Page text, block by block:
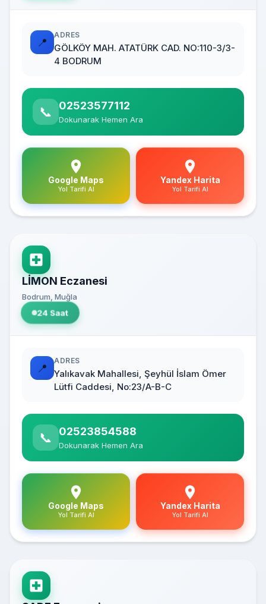
📍
ADRES
GÖLKÖY MAH. ATATÜRK CAD. NO:110-3/3-
4 BODRUM
📞 02523577112
Dokunarak Hemen Ara
Google Maps
Yol Tarifi Al
Yandex Harita
Yol Tarifi Al
LİMON Eczanesi
Bodrum, Muğla
24 Saat
📍
ADRES
Yalıkavak Mahallesi, Şeyhül İslam Ömer
Lütfi Caddesi, No:23/A-B-C
📞 02523854588
Dokunarak Hemen Ara
Google Maps
Yol Tarifi Al
Yandex Harita
Yol Tarifi Al